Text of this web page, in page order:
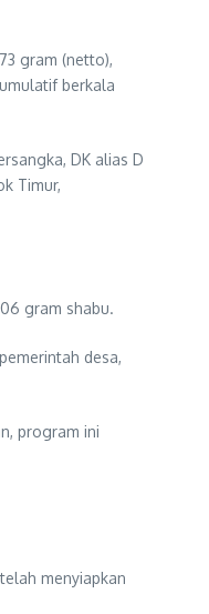
gram (netto),
berkala
DK alias D
Timur,
gram shabu.
desa,
program ini
menyiapkan